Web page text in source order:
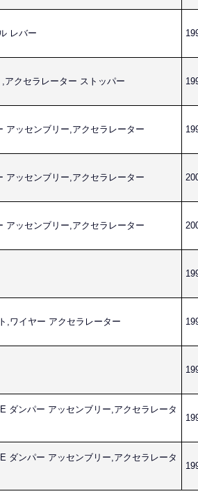
レバー
クセラレーター ストッパー
アッセンブリー,アクセラレーター
アッセンブリー,アクセラレーター
アッセンブリー,アクセラレーター
,ワイヤー アクセラレーター
ダンパー アッセンブリー,アクセラレータ
ダンパー アッセンブリー,アクセラレータ